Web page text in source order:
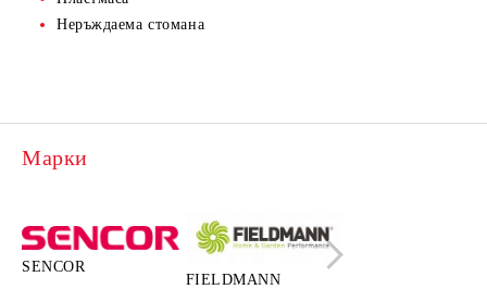
Неръждаема стомана
Марки
SENCOR
FIELDMANN